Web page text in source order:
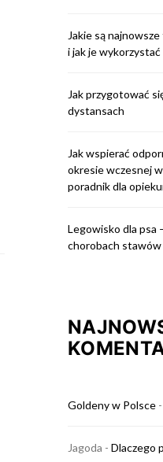
Jakie są
i jak je wykorzystać
Jak przygotować
dystansach
Jak wspierać
okresie wczesnej
poradnik dla
Legowisko dla psa
chorobach stawów
Goldeny w Polsce -
Jagoda - Dlaczego